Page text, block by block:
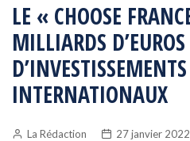
LE « CHOOSE
MILLIARDS D’EUROS
D’INVESTISSEMENTS
INTERNATIONAUX
La Rédaction
27 janvier 2022